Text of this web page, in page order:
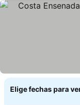
Elige fechas para